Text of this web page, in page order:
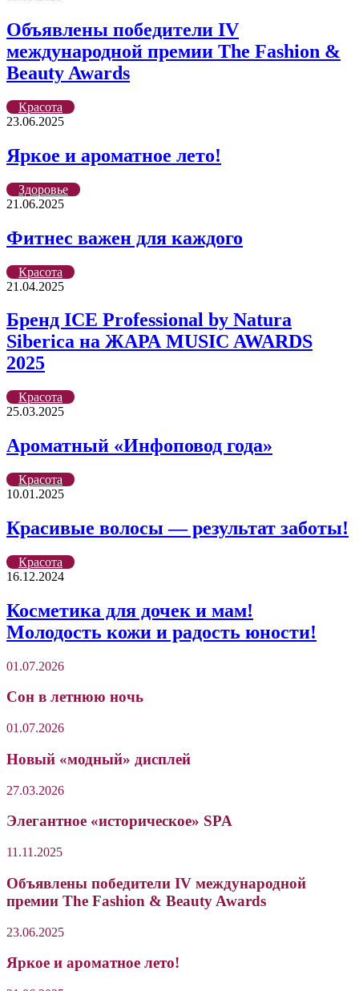
Объявлены победители IV
международной премии The Fashion &
Beauty Awards
Красота
23.06.2025
Яркое и ароматное лето!
Здоровье
21.06.2025
Фитнес важен для каждого
Красота
21.04.2025
Бренд ICE Professional by Natura
Siberica на ЖАРА MUSIC AWARDS
2025
Красота
25.03.2025
Ароматный «Инфоповод года»
Красота
10.01.2025
Красивые волосы — результат заботы!
Красота
16.12.2024
Косметика для дочек и мам!
Молодость кожи и радость юности!
01.07.2026
Сон в летнюю ночь
01.07.2026
Новый «модный» дисплей
27.03.2026
Элегантное «историческое» SPA
11.11.2025
Объявлены победители IV международной
премии The Fashion & Beauty Awards
23.06.2025
Яркое и ароматное лето!